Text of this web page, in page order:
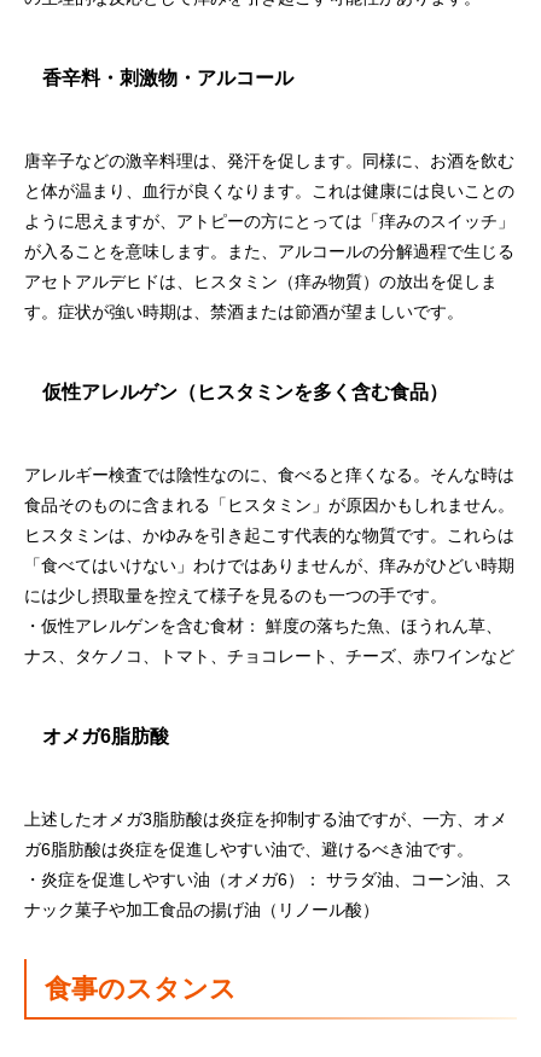
香辛料・刺激物・アルコール
唐辛子などの激辛料理は、発汗を促します。同様に、お酒を飲む
と体が温まり、血行が良くなります。これは健康には良いことの
ように思えますが、アトピーの方にとっては「痒みのスイッチ」
が入ることを意味します。また、アルコールの分解過程で生じる
アセトアルデヒドは、ヒスタミン（痒み物質）の放出を促しま
す。症状が強い時期は、禁酒または節酒が望ましいです。
仮性アレルゲン（ヒスタミンを多く含む食品）
アレルギー検査では陰性なのに、食べると痒くなる。そんな時は
食品そのものに含まれる「ヒスタミン」が原因かもしれません。
ヒスタミンは、かゆみを引き起こす代表的な物質です。これらは
「食べてはいけない」わけではありませんが、痒みがひどい時期
には少し摂取量を控えて様子を見るのも一つの手です。
・仮性アレルゲンを含む食材： 鮮度の落ちた魚、ほうれん草、
ナス、タケノコ、トマト、チョコレート、チーズ、赤ワインなど
オメガ6脂肪酸
上述したオメガ3脂肪酸は炎症を抑制する油ですが、一方、オメ
ガ6脂肪酸は炎症を促進しやすい油で、避けるべき油です。
・炎症を促進しやすい油（オメガ6）： サラダ油、コーン油、ス
ナック菓子や加工食品の揚げ油（リノール酸）
食事のスタンス